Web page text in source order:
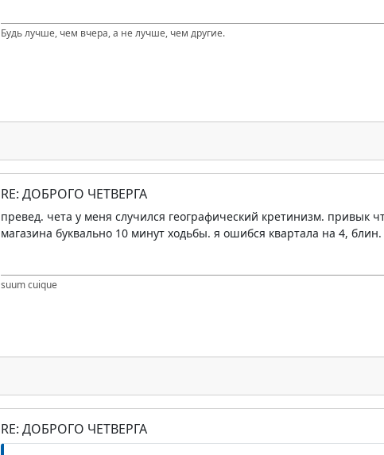
Будь лучше, чем вчера, а не лучше, чем другие.
RE: ДОБРОГО ЧЕТВЕРГА
превед. чета у меня случился географический кретинизм. привык
магазина буквально 10 минут ходьбы. я ошибся квартала на 4, блин.
suum cuique
RE: ДОБРОГО ЧЕТВЕРГА